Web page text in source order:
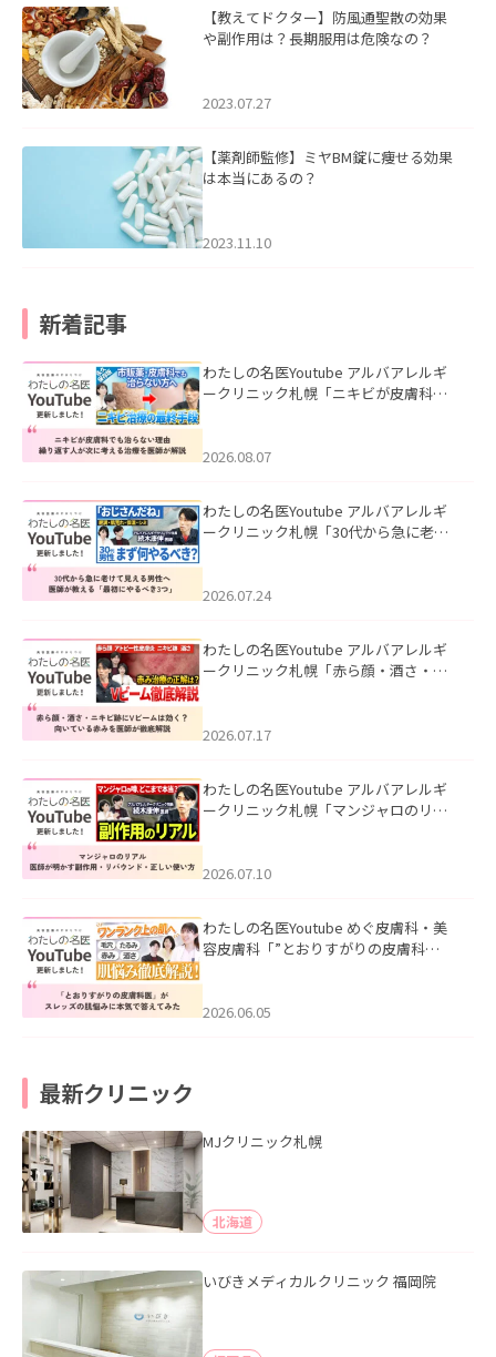
【教えてドクター】防風通聖散の効果
や副作用は？長期服用は危険なの？
2023.07.27
【薬剤師監修】ミヤBM錠に痩せる効果
は本当にあるの？
2023.11.10
新着記事
わたしの名医Youtube アルバアレルギ
ークリニック札幌「ニキビが皮膚科で
ました。
2026.08.07
わたしの名医Youtube アルバアレルギ
ークリニック札幌「30代から急に老け
た。
2026.07.24
わたしの名医Youtube アルバアレルギ
ークリニック札幌「赤ら顔・酒さ・ニ
した。
2026.07.17
わたしの名医Youtube アルバアレルギ
ークリニック札幌「マンジャロのリア
た。
2026.07.10
わたしの名医Youtube めぐ皮膚科・美
容皮膚科「”とおりすがりの皮膚科
2026.06.05
最新クリニック
MJクリニック札幌
北海道
いびきメディカルクリニック 福岡院